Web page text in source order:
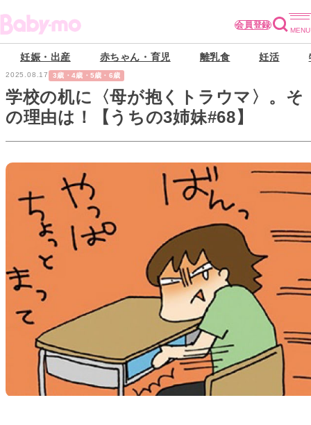
会員登録
妊娠・出産 赤ちゃん・育児 離乳食 妊活
2025.08.17 3歳・4歳・5歳・6歳
学校の机に〈母が抱くトラウマ〉。そ
の理由は！【うちの3姉妹#68】